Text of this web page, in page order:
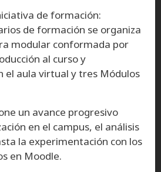
de formación:
de formación se organiza
modular conformada por
al curso y
el aula virtual y tres Módulos
un avance progresivo
en el campus, el análisis
la experimentación con los
en Moodle.